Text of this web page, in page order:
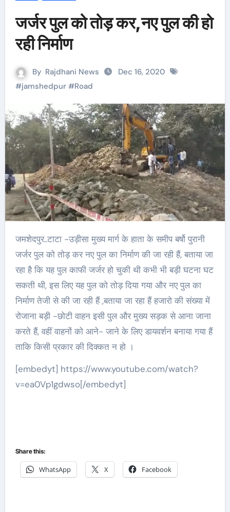
जर्जर पुल को तोड़ कर,नए पुल की हो
रही निर्माण
By Rajdhani News
Dec 16, 2020
#jamshedpur#Road
जमशेदपुर..टाटा -उड़ीसा मुख्य मार्ग के हाता के समीप बर्षो पुरानी
जर्जर पुल को तोड़ कर नए पुल का निर्माण की जा रही हैं, बताया जा
रहा है कि यह पुल काफी जर्जर हो चुकी थी कभी भी बड़ी घटना घट
सकती थी, इस लिए यह पुल को तोड़ दिया गया और नए पुल का
निर्माण तेजी से की जा रही हैं ,बताया जा रहा हैं हजारो की संख्या में
रोजाना बड़ी -छोटी वाहन इसी पुल और मुख्य सड़क से आना जाना
करते हैं, वहीं वाहनों को आने- जाने के लिए डायवर्शन बनाया गया हैं
ताकि किसी प्रकार की दिक्कत न हो ।
[embedyt] https://www.youtube.com/watch?
v=ea0Vp1gdwso[/embedyt]
Share this:
WhatsApp X Facebook